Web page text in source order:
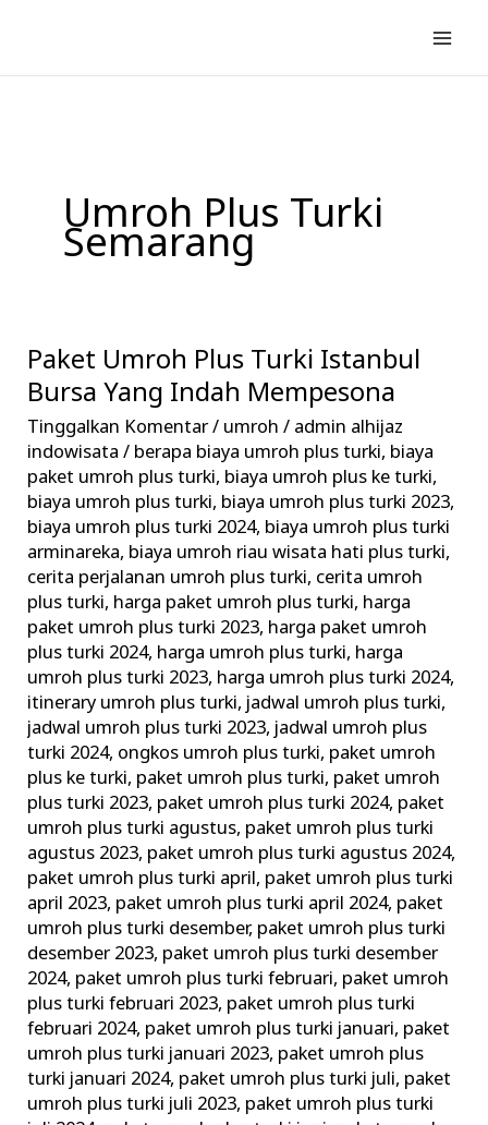
konten
Umroh Plus Turki
Semarang
Paket Umroh Plus Turki Istanbul
Bursa Yang Indah Mempesona
Tinggalkan Komentar/ umroh / admin alhijaz
indowisata/ berapa biaya umroh plus turki, biaya
paket umroh plus turki, biaya umroh plus ke turki,
biaya umroh plus turki, biaya umroh plus turki 2023,
biaya umroh plus turki 2024, biaya umroh plus turki
arminareka, biaya umroh riau wisata hati plus turki,
cerita perjalanan umroh plus turki, cerita umroh
plus turki, harga paket umroh plus turki, harga
paket umroh plus turki 2023, harga paket umroh
plus turki 2024, harga umroh plus turki, harga
umroh plus turki 2023, harga umroh plus turki 2024,
itinerary umroh plus turki, jadwal umroh plus turki,
jadwal umroh plus turki 2023, jadwal umroh plus
turki 2024, ongkos umroh plus turki, paket umroh
plus ke turki, paket umroh plus turki, paket umroh
plus turki 2023, paket umroh plus turki 2024, paket
umroh plus turki agustus, paket umroh plus turki
agustus 2023, paket umroh plus turki agustus 2024,
paket umroh plus turki april, paket umroh plus turki
april 2023, paket umroh plus turki april 2024, paket
umroh plus turki desember, paket umroh plus turki
desember 2023, paket umroh plus turki desember
2024, paket umroh plus turki februari, paket umroh
plus turki februari 2023, paket umroh plus turki
februari 2024, paket umroh plus turki januari, paket
umroh plus turki januari 2023, paket umroh plus
turki januari 2024, paket umroh plus turki juli, paket
umroh plus turki juli 2023, paket umroh plus turki
Paket
Umroh
Plus
Turki
Istanbul
Bursa
Yang
Indah
Mempesona